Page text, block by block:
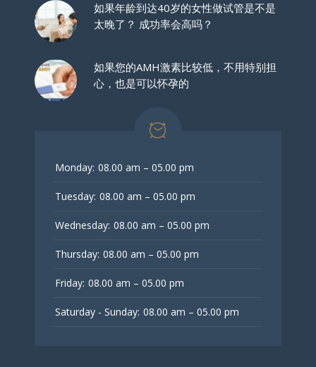
如果年龄到达40岁的女性做试管是不是
太晚了？ 成功率会高吗？
如果您的AMH激素比较低，不用特别担
心，也是可以怀孕的
Monday: 08.00 am – 05.00 pm
Tuesday: 08.00 am – 05.00 pm
Wednesday: 08.00 am – 05.00 pm
Thursday: 08.00 am – 05.00 pm
Friday: 08.00 am – 05.00 pm
Saturday - Sunday: 08.00 am – 05.00 pm